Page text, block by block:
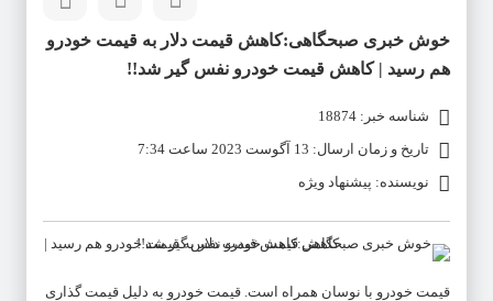
خوش خبری صبحگاهی:کاهش قیمت دلار به قیمت خودرو
هم رسید | کاهش قیمت خودرو نفس گیر شد!!
شناسه خبر: 18874
تاریخ و زمان ارسال: 13 آگوست 2023 ساعت 7:34
نویسنده: پیشنهاد ویژه
قیمت خودرو با نوسان همراه است. قیمت خودرو به دلیل قیمت گذاری